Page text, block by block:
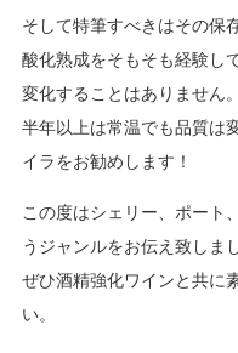
そして特筆すべきはその保
酸化熟成をそもそも経験し
変化することはありません。
半年以上は常温でも品質は
イラをお勧めします！
この度はシェリー、ポート
うジャンルをお伝え致しまし
ぜひ酒精強化ワインと共に
い。